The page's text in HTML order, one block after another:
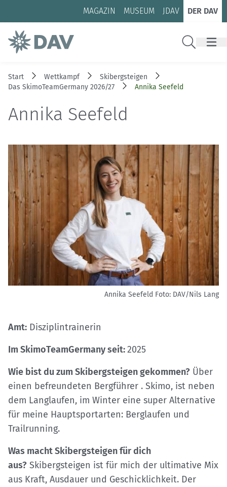
Zum Inhalt
Zur Footer-Navigation
MAGAZIN MUSEUM JDAV DER DAV
Start Wettkampf
Skibergsteigen
Das SkimoTeamGermany 2026/27
Annika Seefeld
Annika Seefeld
Annika Seefeld Foto: DAV/Nils Lang
Amt: Disziplintrainerin
Im SkimoTeamGermany seit:2025
Wie bist du zum Skibergsteigen gekommen? Über
einen befreundeten Bergführer . Skimo, ist neben
dem Langlaufen, im Winter eine super Alternative
für meine Hauptsportarten: Berglaufen und
Trailrunning.
Was macht Skibergsteigen für dich
aus? Skibergsteigen ist für mich der ultimative Mix
aus Kraft, Ausdauer und Geschicklichkeit. Der